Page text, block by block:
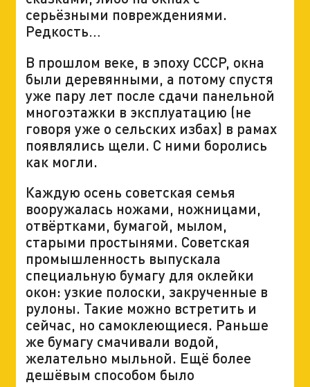
серьёзными повреждениями.
Редкость…
В прошлом веке, в эпоху СССР, окна
были деревянными, а потому спустя
уже пару лет после сдачи панельной
многоэтажки в эксплуатацию (не
говоря уже о сельских избах) в рамах
появлялись щели. С ними боролись
как могли.
Каждую осень советская семья
вооружалась ножами, ножницами,
отвёртками, бумагой, мылом,
старыми простынями. Советская
промышленность выпускала
специальную бумагу для оклейки
окон: узкие полоски, закрученные в
рулоны. Такие можно встретить и
сейчас, но самоклеющиеся. Раньше
же бумагу смачивали водой,
желательно мыльной. Ещё более
дешёвым способом было